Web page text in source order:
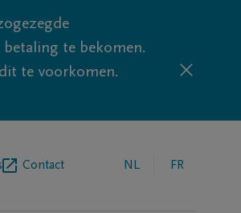
te bekomen.
te voorkomen.
Contact NL FR